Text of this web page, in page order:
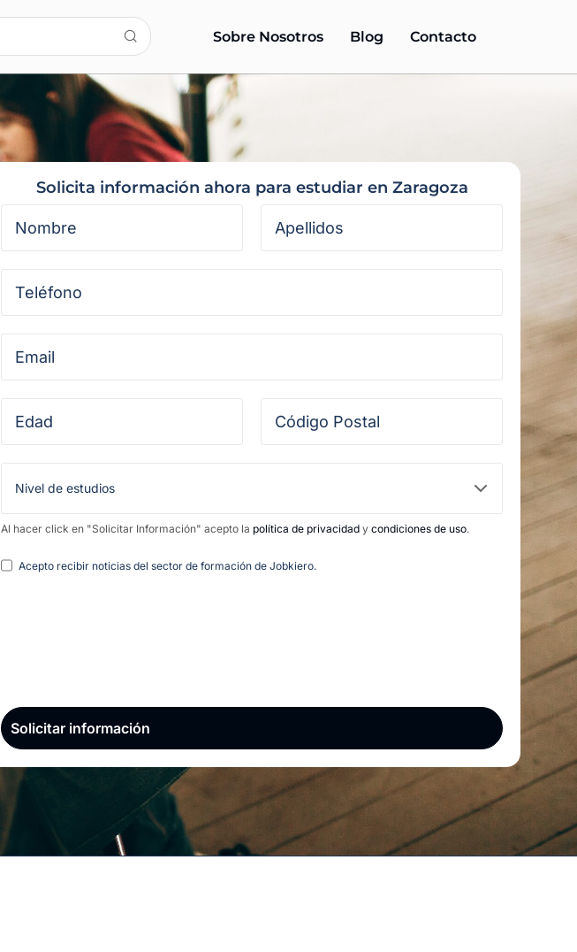
Sobre Nosotros Blog Contacto
Solicita información ahora para estudiar en Zaragoza
Al hacer click en "Solicitar Información" acepto la política de privacidad y condiciones de uso.
Acepto recibir noticias del sector de formación de Jobkiero.